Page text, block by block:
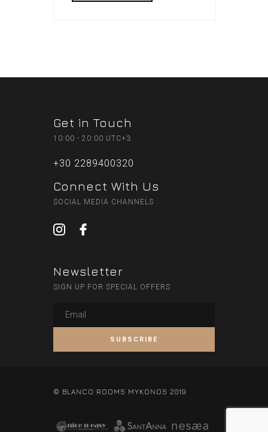
Get in Touch
10:00 - 20:00 UTC+3
+30 2289400320
Connect With Us
SOCIAL MEDIA CHANNELS
Newsletter
SIGN UP FOR SPECIAL OFFERS
© BLANCO ROOMS MYKONOS 2019